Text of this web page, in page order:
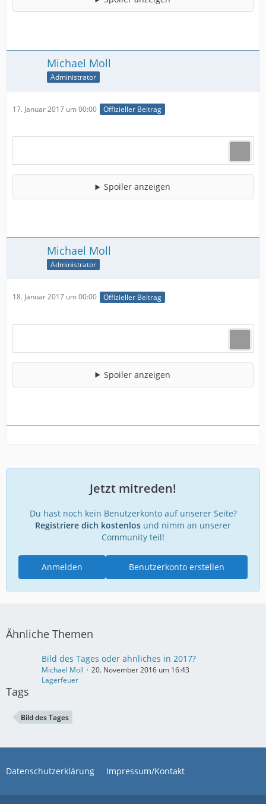
Michael Moll
Administrator
17. Januar 2017 um 00:00 Offizieller Beitrag
Spoiler anzeigen
Michael Moll
Administrator
18. Januar 2017 um 00:00 Offizieller Beitrag
Spoiler anzeigen
Jetzt mitreden!
Du hast noch kein Benutzerkonto auf unserer Seite?
Registriere dich kostenlos und nimm an unserer
Community teil!
Benutzerkonto erstellen
Anmelden
Ähnliche Themen
Bild des Tages oder ähnliches in 2017?
Michael Moll
20. November 2016 um 16:43
Lagerfeuer
Tags
Bild des Tages
Datenschutzerklärung Impressum/Kontakt